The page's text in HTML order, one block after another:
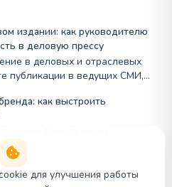
издании: как руководителю
в деловую прессу
в деловых и отраслевых
публикации в ведущих СМИ,
PR Panda.как выстроить
в СМИ. Подберите
по нише и бюджету, стройте
цикл в PRslon.
для улучшения работы